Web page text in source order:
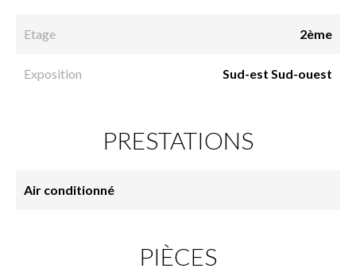
Etage 2ème
Exposition Sud-est Sud-ouest
PRESTATIONS
Air conditionné
PIÈCES